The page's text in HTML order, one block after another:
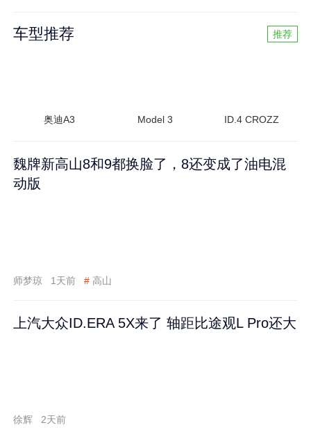
车型推荐 推荐
奥迪A3 Model 3 ID.4 CROZZ
魏牌新高山8和9都换脸了，8还变成了油电混
动版
师梦琼 1天前 # 高山
上汽大众ID.ERA 5X来了 轴距比途观L Pro还大
徐辉 2天前